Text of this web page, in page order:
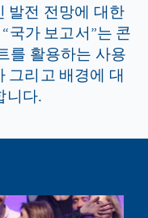
발전 전망에 대한
국가 보고서”는 콘
를 활용하는 사용
그리고 배경에 대
니다.